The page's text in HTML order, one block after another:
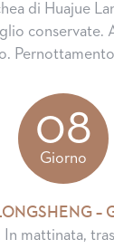
di Huajue
conservate.
08
Giorno
–
In mattinata,